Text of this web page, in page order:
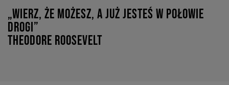
„Wierz, że możesz, a już jesteś w połowie
drogi”
Theodore Roosevelt